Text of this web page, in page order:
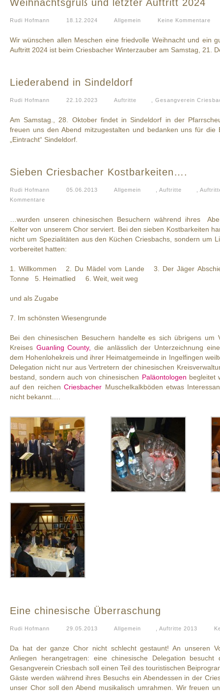
Weihnachtsgruß und letzter Auftritt 2024
Rudi Hofmann 18.12.2024 Allgemein Keine Kommentare
Wir wünschen allen Meschen eine friedvolle Weihnacht und ein
Auftritt 2024 ist beim Criesbacher Winterzauber am Samstag, 21.
Liederabend in Sindeldorf
Rudi Hofmann 22.10.2023 Auftritte Gesangverein
Am Samstag., 28. Oktober findet in Sindeldorf in der
freuen uns den Abend mitzugestalten und bedanken uns für die
„Eintracht“ Sindeldorf.
Sieben Criesbacher Kostbarkeiten….
Rudi Hofmann 05.06.2013 Allgemein Auftritte
Kommentare
…wurden unseren chinesischen Besuchern während ihres
Kelter von unserem Chor serviert. Bei den sieben Kostbarkeiten
nicht um Spezialitäten aus den Küchen Criesbachs, sondern um
vorbereitet hatten:
1. Willkommen 2. Du Mädel vom Lande 3. Der Jäger
Tonne 5. Heimatlied 6. Weit, weit weg
und als Zugabe
7. Im schönsten Wiesengrunde
Bei den chinesischen Besuchern handelte es sich übrigens um
Kreises Guanling County,
die anlässlich der Unterzeichnung
dem Hohenlohekreis und ihrer Heimatgemeinde in Ingelfingen
Delegation nicht nur aus Vertretern der chinesischen
bestand, sondern auch von chinesischen Paläontologen begleitet
auf den reichenCriesbacher Muschelkalkböden etwas
nicht bekannt….
Eine chinesische Überraschung
Rudi Hofmann 29.05.2013 Allgemein Auftritte 2013
Da hat der ganze Chor nicht schlecht gestaunt! An unseren
Anliegen herangetragen: eine chinesische Delegation
Gesangverein Criesbach soll einen Teil des touristischen
Gäste werden während ihres Besuchs ein Abendessen in der
unser Chor soll den Abend musikalisch umrahmen. Wir freuen